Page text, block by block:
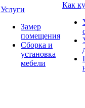
Услуги
Замер
помещения
Сборка и
установка
мебели
Как